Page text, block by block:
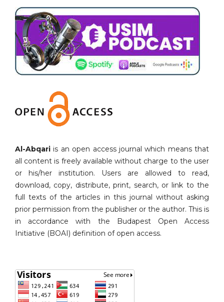
Al-Abqari is an open access journal which means that
all content is freely available without charge to the user
or his/her institution. Users are allowed to read,
download, copy, distribute, print, search, or link to the
full texts of the articles in this journal without asking
prior permission from the publisher or the author. This is
in accordance with the Budapest Open Access
Initiative (BOAI) definition of open access.